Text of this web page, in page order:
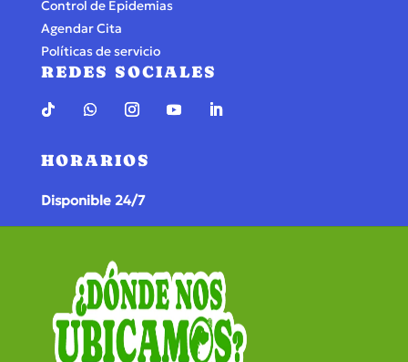
Control de Epidemias
Agendar Cita
Políticas de servicio
REDES SOCIALES
HORARIOS
Disponible 24/7